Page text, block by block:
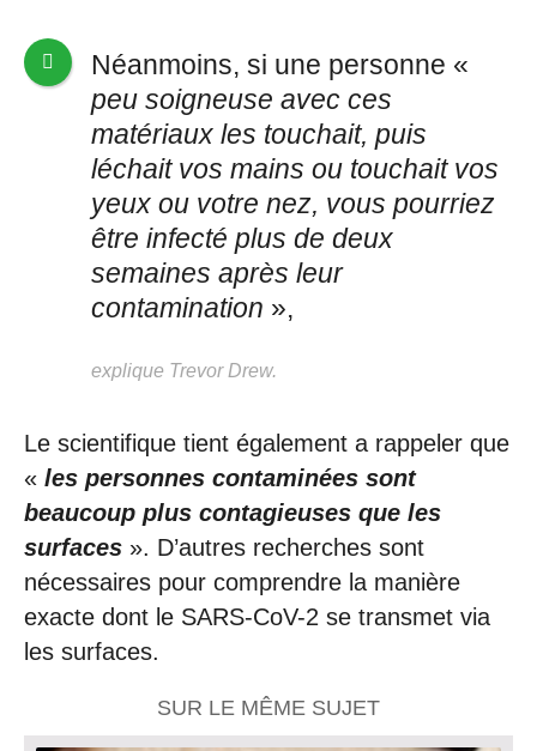
Néanmoins, si une personne «
peu soigneuse avec ces
matériaux les touchait, puis
léchait vos mains ou touchait vos
yeux ou votre nez, vous pourriez
être infecté plus de deux
semaines après leur
contamination »,
explique Trevor Drew.
Le scientifique tient également a rappeler que
« les personnes contaminées sont
beaucoup plus contagieuses que les
surfaces ». D’autres recherches sont
nécessaires pour comprendre la manière
exacte dont le SARS-CoV-2 se transmet via
les surfaces.
SUR LE MÊME SUJET